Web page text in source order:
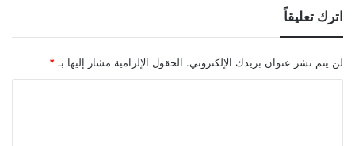
اترك تعليقاً
لن يتم نشر عنوان بريدك الإلكتروني. الحقول الإلزامية مشار إليها بـ*